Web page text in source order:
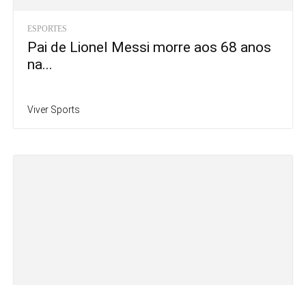
ESPORTES
Pai de Lionel Messi morre aos 68 anos
na...
Viver Sports